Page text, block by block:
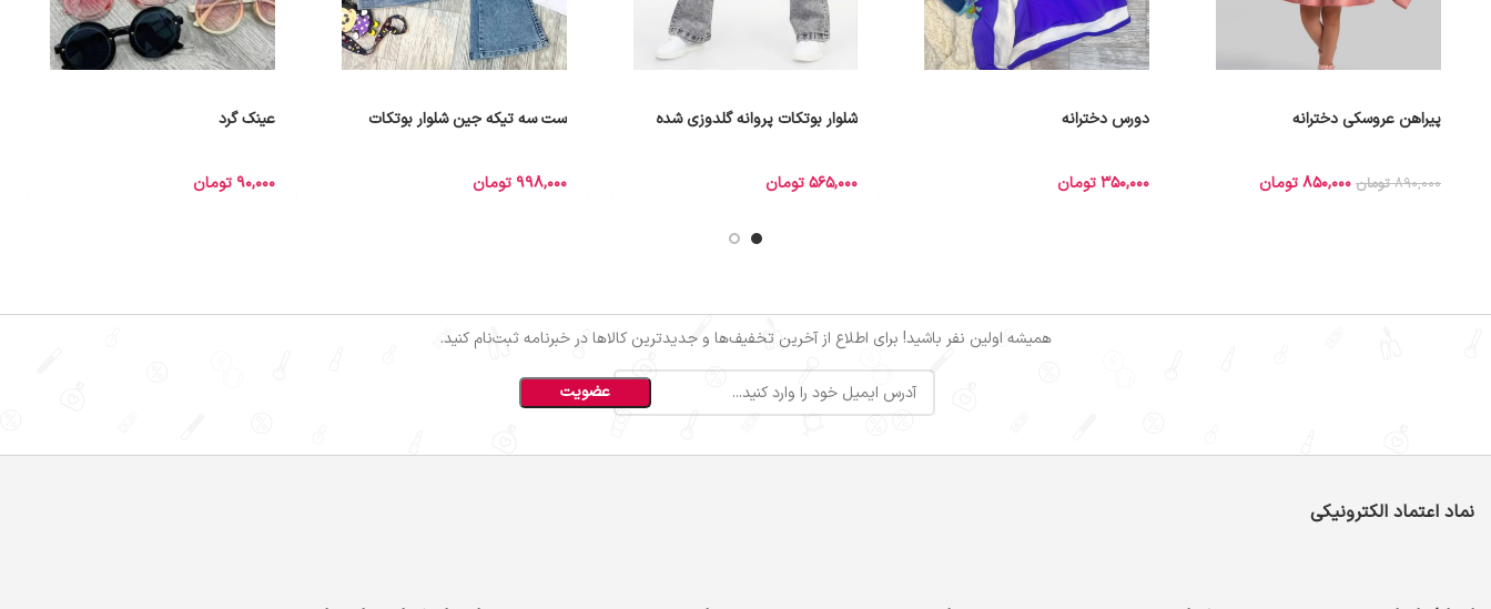
پیراهن عروسکی دخترانه
890,000 تومان 850,000تومان
دورس دخترانه
350,000 تومان
شلوار بوتکات پروانه گلدوزی شده
565,000 تومان
ست سه تیکه جین شلوار بوتکات
998,000 تومان
عینک گرد
90,000 تومان
همیشه اولین نفر باشید! برای اطلاع از آخرین تخفیف‌ها و جدیدترین کالاها در خبرنامه ثبت‌نام کنید.
نماد اعتماد الکترونیکی